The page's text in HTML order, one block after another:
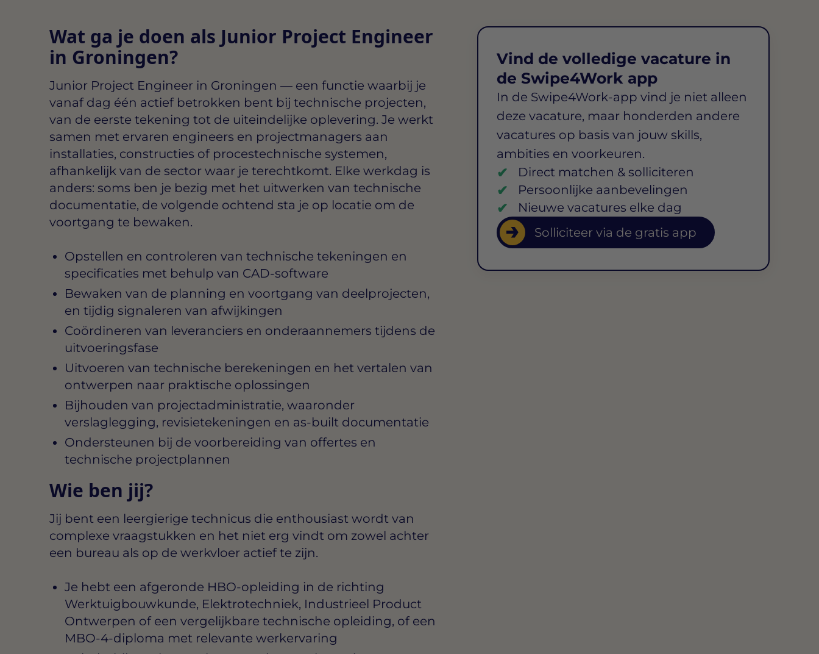
Wat ga je doen als Junior Project Engineer
in Groningen?
Junior Project Engineer in Groningen — een functie waarbij je
vanaf dag één actief betrokken bent bij technische projecten,
van de eerste tekening tot de uiteindelijke oplevering. Je werkt
samen met ervaren engineers en projectmanagers aan
installaties, constructies of procestechnische systemen,
afhankelijk van de sector waar je terechtkomt. Elke werkdag is
anders: soms ben je bezig met het uitwerken van technische
documentatie, de volgende ochtend sta je op locatie om de
voortgang te bewaken.
Opstellen en controleren van technische tekeningen en
specificaties met behulp van CAD-software
Bewaken van de planning en voortgang van deelprojecten,
en tijdig signaleren van afwijkingen
Coördineren van leveranciers en onderaannemers tijdens de
uitvoeringsfase
Uitvoeren van technische berekeningen en het vertalen van
ontwerpen naar praktische oplossingen
Bijhouden van projectadministratie, waaronder
verslaglegging, revisietekeningen en as-built documentatie
Ondersteunen bij de voorbereiding van offertes en
technische projectplannen
Wie ben jij?
Jij bent een leergierige technicus die enthousiast wordt van
complexe vraagstukken en het niet erg vindt om zowel achter
een bureau als op de werkvloer actief te zijn.
Je hebt een afgeronde HBO-opleiding in de richting
Werktuigbouwkunde, Elektrotechniek, Industrieel Product
Ontwerpen of een vergelijkbare technische opleiding, of een
MBO-4-diploma met relevante werkervaring
Vind de volledige vacature in
de Swipe4Work app
In de Swipe4Work-app vind je niet alleen
deze vacature, maar honderden andere
vacatures op basis van jouw skills,
ambities en voorkeuren.
Direct matchen & solliciteren
Persoonlijke aanbevelingen
Nieuwe vacatures elke dag
Solliciteer via de gratis app